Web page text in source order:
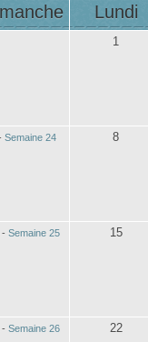
Lundi
1
Semaine 24 8
- Semaine 25 15
- Semaine 26 22